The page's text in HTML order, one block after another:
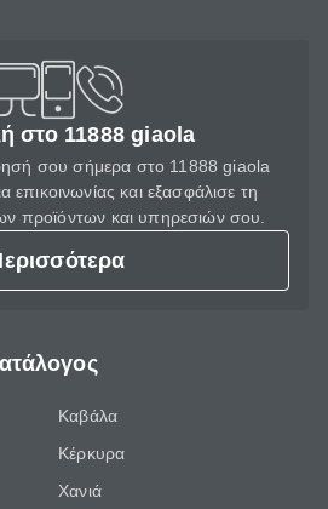
στο 11888 giaola
σου σήμερα στο 11888 giaola
επικοινωνίας και εξασφάλισε τη
προϊόντων και υπηρεσιών σου.
Καβάλα
Κέρκυρα
Χανιά